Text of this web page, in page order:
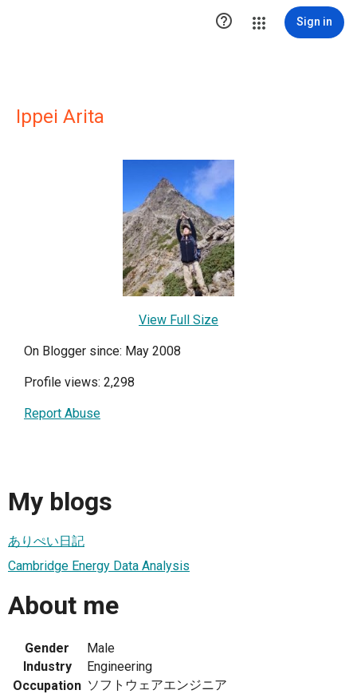
 Sign in
Ippei Arita
View Full Size
On Blogger since: May 2008
Profile views: 2,298
Report Abuse
My blogs
ありぺい日記
Cambridge Energy Data Analysis
About me
Gender
Male
Industry
Engineering
Occupation ソフトウェアエンジニア